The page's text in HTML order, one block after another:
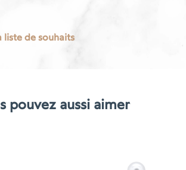
liste de souhaits
pouvez aussi aimer